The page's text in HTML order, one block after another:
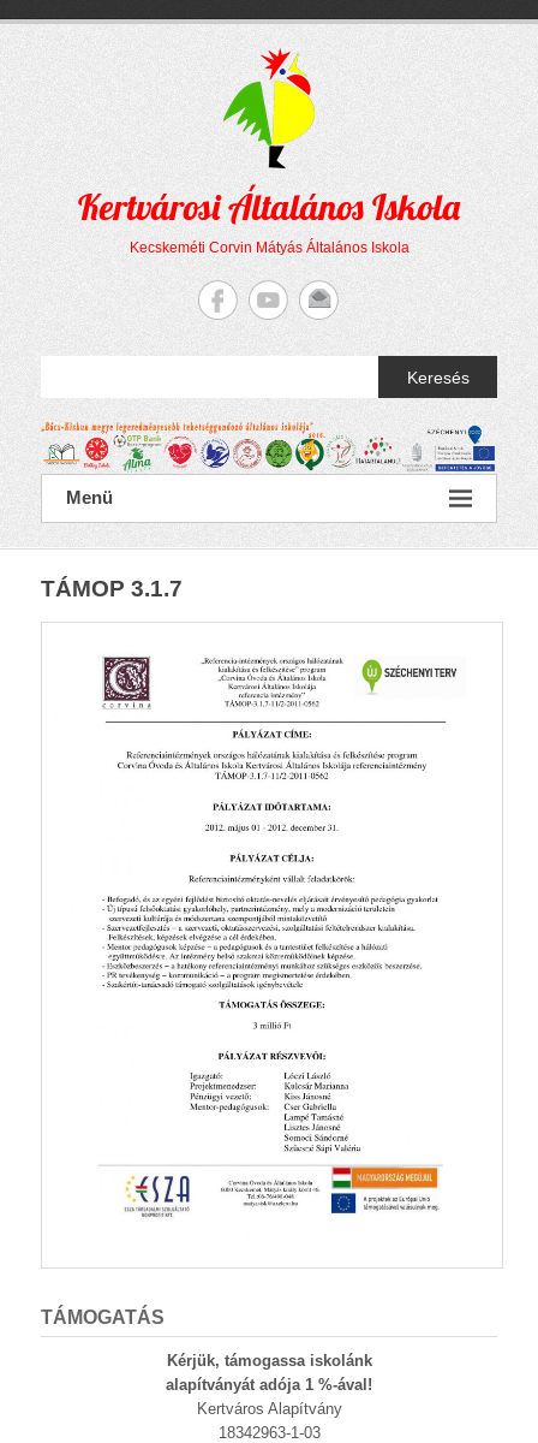
Kertvárosi Általános Iskola
Kecskeméti Corvin Mátyás Általános Iskola
Keresés
Menü
TÁMOP 3.1.7
TÁMOGATÁS
Kérjük, támogassa iskolánk
alapítványát adója 1 %-ával!
Kertváros Alapítvány
18342963-1-03